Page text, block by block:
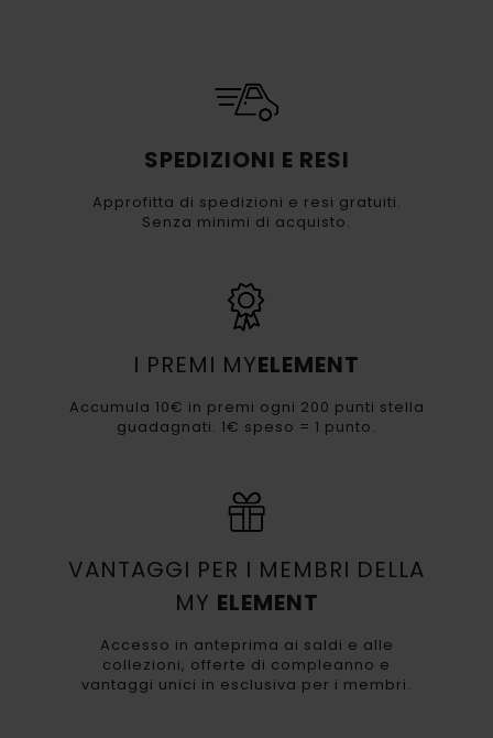
SPEDIZIONI E RESI
Approfitta di spedizioni e resi gratuiti.
Senza minimi di acquisto.
I PREMI MYELEMENT
Accumula 10€ in premi ogni 200 punti stella
guadagnati. 1€ speso = 1 punto.
VANTAGGI PER I MEMBRI DELLA
MY ELEMENT
Accesso in anteprima ai saldi e alle
collezioni, offerte di compleanno e
vantaggi unici in esclusiva per i membri.